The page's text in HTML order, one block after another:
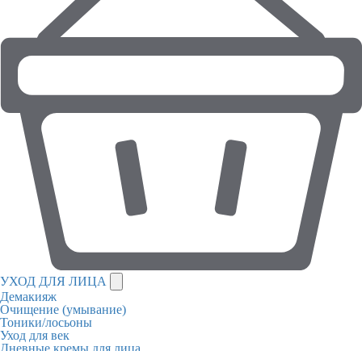
УХОД ДЛЯ ЛИЦА
Демакияж
Очищение (умывание)
Тоники/лосьоны
Уход для век